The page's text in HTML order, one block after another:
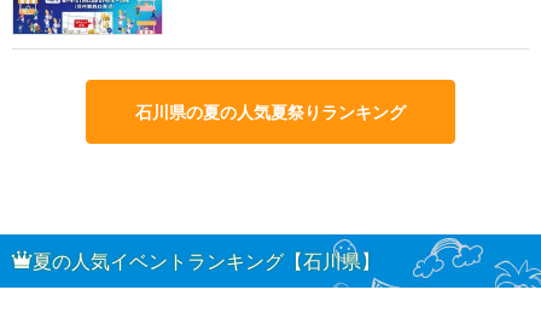
石川県の夏の人気夏祭りランキング
夏の人気イベントランキング【石川県】